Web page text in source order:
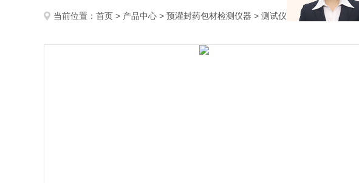
当前位置： 首页 > 产品中心 > 预灌封药包材检测仪器 > 测试仪 > MIT-L20密封完